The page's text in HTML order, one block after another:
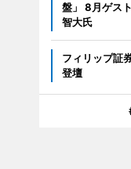
盤」 8月ゲス
智大氏
フィリップ証
登壇